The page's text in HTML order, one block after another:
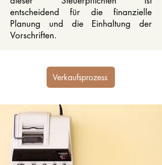
entscheidend für die finanzielle
Planung und die Einhaltung der
Vorschriften.
Verkaufsprozess